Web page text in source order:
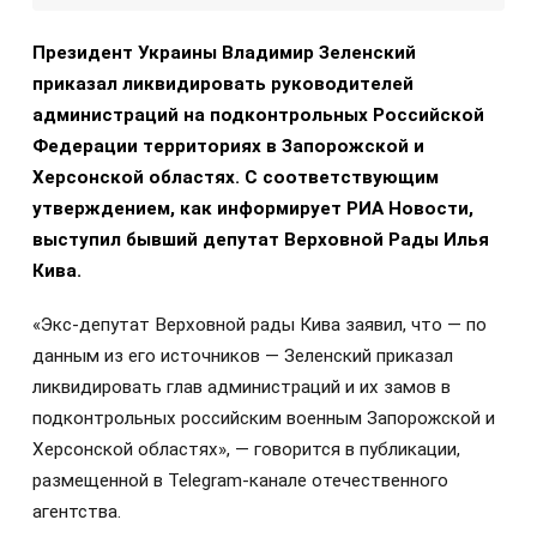
Президент Украины Владимир Зеленский
приказал ликвидировать руководителей
администраций на подконтрольных Российской
Федерации территориях в Запорожской и
Херсонской областях. С соответствующим
утверждением, как информирует РИА Новости,
выступил бывший депутат Верховной Рады Илья
Кива.
«Экс-депутат Верховной рады Кива заявил, что — по
данным из его источников — Зеленский приказал
ликвидировать глав администраций и их замов в
подконтрольных российским военным Запорожской и
Херсонской областях», — говорится в публикации,
размещенной в Telegram-канале отечественного
агентства.